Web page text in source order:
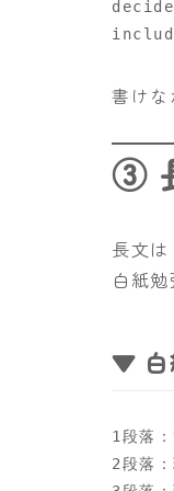
書けな
③
長文
白紙勉
▼ 白
1段落
2段落